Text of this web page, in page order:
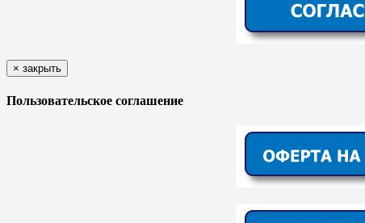
× закрыть
Пользовательское соглашение